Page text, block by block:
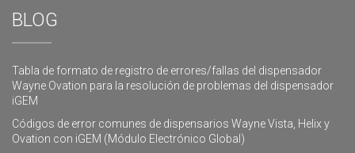
BLOG
Tabla de formato de registro de errores/fallas del dispensador
Wayne Ovation para la resolución de problemas del dispensador
iGEM
Códigos de error comunes de dispensarios Wayne Vista, Helix y
Ovation con iGEM (Módulo Electrónico Global)